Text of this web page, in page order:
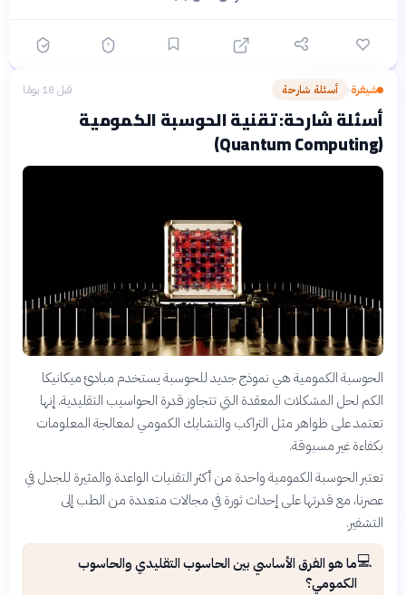
شيفرة› أسئلة شارحة قبل 18 يومًا
أسئلة شارحة: تقنية الحوسبة الكمومية
(Quantum Computing)
الحوسبة الكمومية هي نموذج جديد للحوسبة يستخدم مبادئ ميكانيكا
الكم لحل المشكلات المعقدة التي تتجاوز قدرة الحواسيب التقليدية. إنها
تعتمد على ظواهر مثل التراكب والتشابك الكمومي لمعالجة المعلومات
بكفاءة غير مسبوقة.
تعتبر الحوسبة الكمومية واحدة من أكثر التقنيات الواعدة والمثيرة للجدل في
عصرنا، مع قدرتها على إحداث ثورة في مجالات متعددة من الطب إلى
التشفير.
💻ما هو الفرق الأساسي بين الحاسوب التقليدي والحاسوب
الكمومي؟